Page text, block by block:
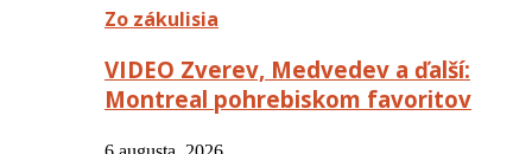
Zo zákulisia
VIDEO Zverev, Medvedev a ďalší:
Montreal pohrebiskom favoritov